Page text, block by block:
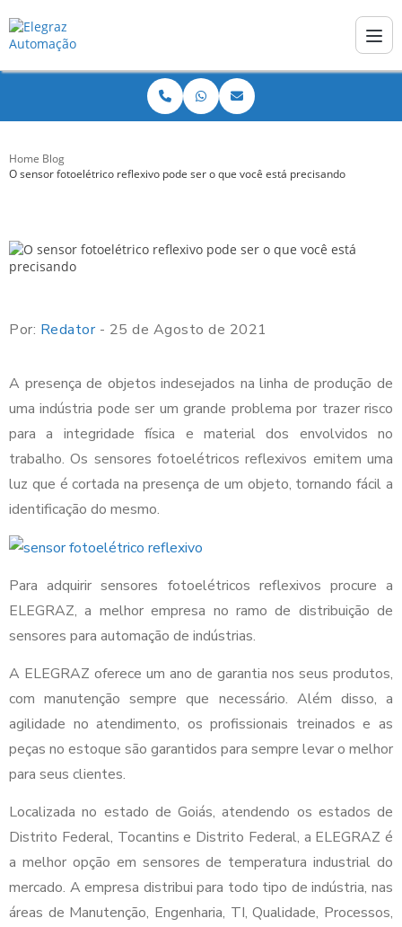
Home Blog
O sensor fotoelétrico reflexivo pode ser o que você está precisando
Por: Redator- 25 de Agosto de 2021
A presença de objetos indesejados na linha de produção de
uma indústria pode ser um grande problema por trazer risco
para a integridade física e material dos envolvidos no
trabalho. Os sensores fotoelétricos reflexivos emitem uma
luz que é cortada na presença de um objeto, tornando fácil a
identificação do mesmo.
Para adquirir sensores fotoelétricos reflexivos procure a
ELEGRAZ, a melhor empresa no ramo de distribuição de
sensores para automação de indústrias.
A ELEGRAZ oferece um ano de garantia nos seus produtos,
com manutenção sempre que necessário. Além disso, a
agilidade no atendimento, os profissionais treinados e as
peças no estoque são garantidos para sempre levar o melhor
para seus clientes.
Localizada no estado de Goiás, atendendo os estados de
Distrito Federal, Tocantins e Distrito Federal, a ELEGRAZ é
a melhor opção em sensores de temperatura industrial do
mercado. A empresa distribui para todo tipo de indústria, nas
áreas de Manutenção, Engenharia, TI, Qualidade, Processos,